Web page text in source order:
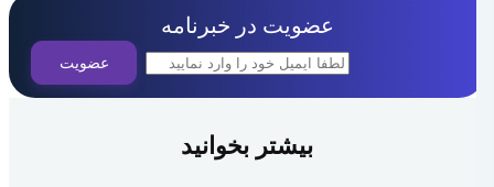
عضویت در خبرنامه
بیشتر بخوانید